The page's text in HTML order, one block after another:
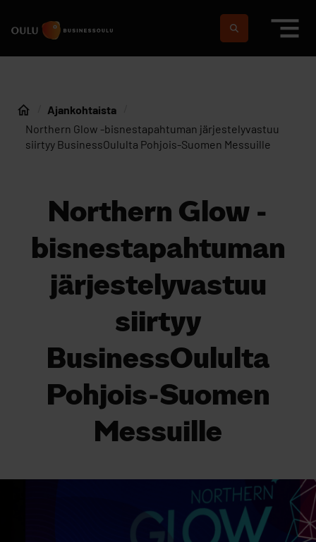
Etusivulle
Suomeksi
In english
Etusivu
Ajankohtaista
Northern Glow -bisnestapahtuman järjestelyvastuu
siirtyy BusinessOululta Pohjois-Suomen Messuille
Northern Glow -
bisnestapahtuman
järjestelyvastuu
siirtyy
BusinessOululta
Pohjois-Suomen
Messuille